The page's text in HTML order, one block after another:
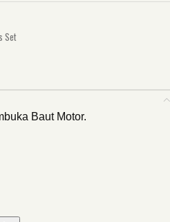
Set
Baut Motor.